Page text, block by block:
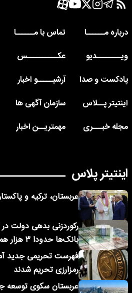
درباره مــــــا
تماس با مــــــا
ویــــــــدیو
عکــــــــــس
پادکست و صدا
آرشیـــــو اخبار
اینتیتر پــلاس
سازمان آگهی ها
مجله خبـــری
مهمتریــن اخبار
اینتیتر پلاس
عربستان، ترکیه و
بانک‌ها حدودا ۳ هزار همت
فهرست تحریمی جدید
رمزارزی تحریم شدند
عربستان سکوی توسعه